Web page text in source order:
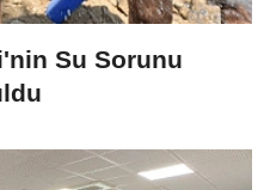
Su Sorunu